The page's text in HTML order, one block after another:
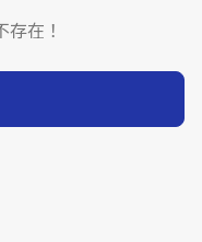
在！